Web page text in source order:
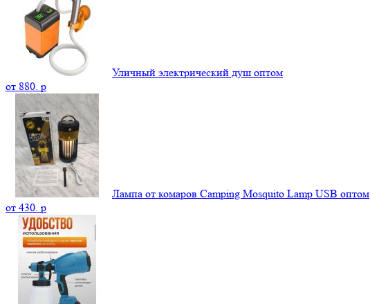
Уличный электрический душ оптом
от 880. p
Лампа от комаров Camping Mosquito Lamp USB оптом
от 430. p